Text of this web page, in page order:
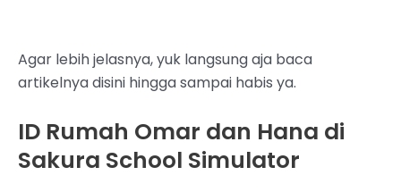
Agar lebih jelasnya, yuk langsung aja baca
artikelnya disini hingga sampai habis ya.
ID Rumah Omar dan Hana di
Sakura School Simulator